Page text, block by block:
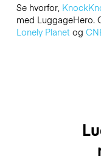
Se hvorfor,
med LuggageHero.
Lonely Planetog